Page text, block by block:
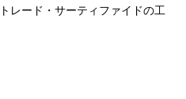
レード・サーティファイドの工